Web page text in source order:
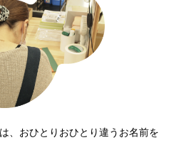
、おひとりおひとり違うお名前を